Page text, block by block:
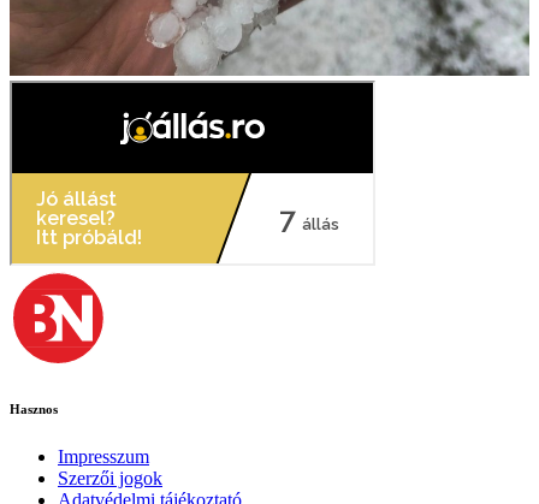
Hasznos
Impresszum
Szerzői jogok
Adatvédelmi tájékoztató